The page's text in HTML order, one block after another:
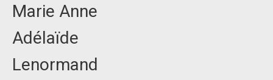
Marie Anne
Adélaïde
Lenormand